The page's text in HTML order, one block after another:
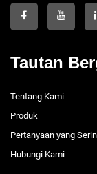
Tautan
Tentang Kami
Produk
Pertanyaan yang
Hubungi Kami